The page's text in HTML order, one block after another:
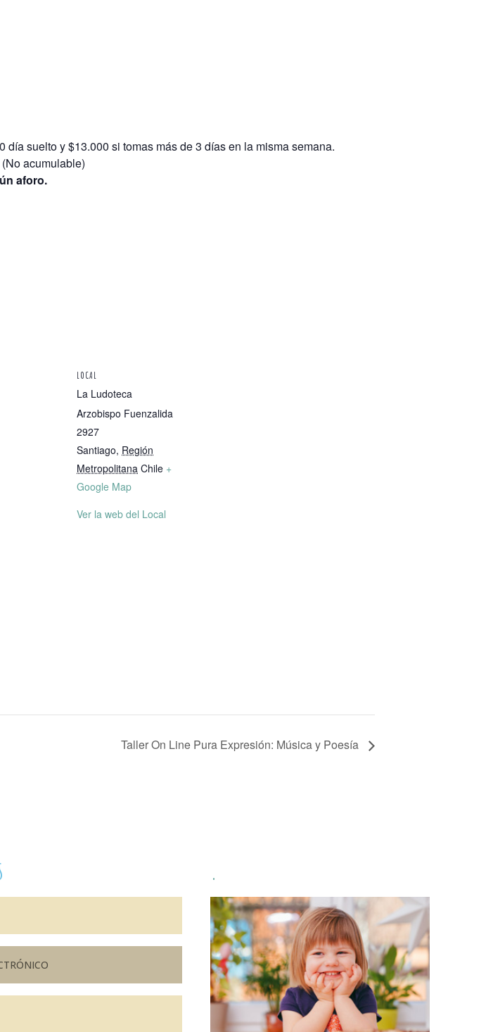
día suelto y $13.000 si tomas más de 3 días en la misma semana.
acumulable)
aforo.
LOCAL
La Ludoteca
Arzobispo Fuenzalida
2927
Santiago, Región
Metropolitana Chile +
Google Map
Ver la web del Local
Taller On Line Pura Expresión: Música y Poesía
.